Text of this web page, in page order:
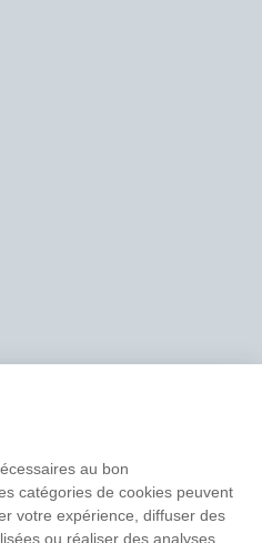
au bon
catégories de cookies peuvent
votre expérience, diffuser des
ou réaliser des analyses